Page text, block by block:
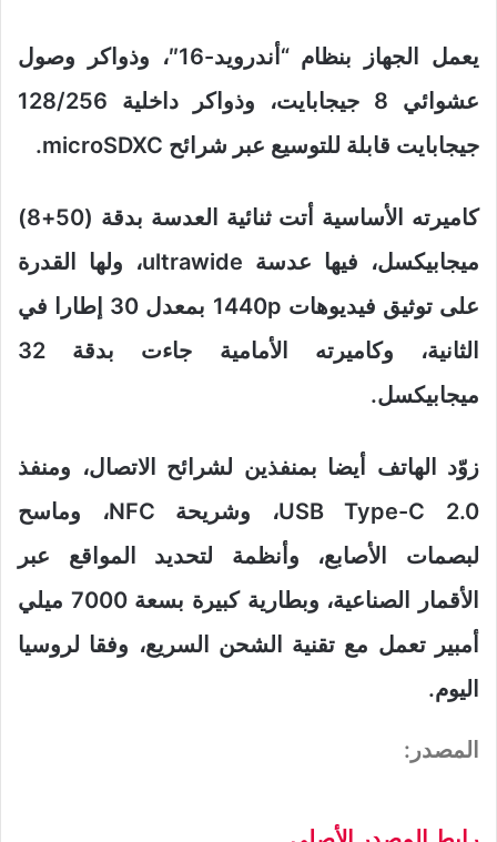
يعمل الجهاز بنظام “أندرويد-16″، وذواكر وصول
عشوائي 8 جيجابايت، وذواكر داخلية 128/256
جيجابايت قابلة للتوسيع عبر شرائح microSDXC.
كاميرته الأساسية أتت ثنائية العدسة بدقة (50+8)
ميجابيكسل، فيها عدسة ultrawide، ولها القدرة
على توثيق فيديوهات 1440p بمعدل 30 إطارا في
الثانية، وكاميرته الأمامية جاءت بدقة 32
ميجابيكسل.
زوّد الهاتف أيضا بمنفذين لشرائح الاتصال، ومنفذ
USB Type-C 2.0، وشريحة NFC، وماسح
لبصمات الأصابع، وأنظمة لتحديد المواقع عبر
الأقمار الصناعية، وبطارية كبيرة بسعة 7000 ميلي
أمبير تعمل مع تقنية الشحن السريع، وفقا لروسيا
اليوم.
المصدر: